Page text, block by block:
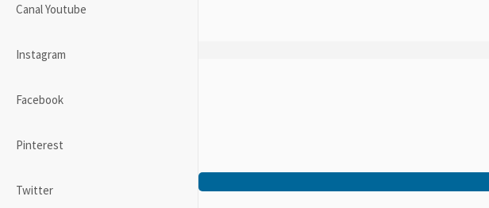
Canal Youtube
Instagram
Facebook
Pinterest
Twitter